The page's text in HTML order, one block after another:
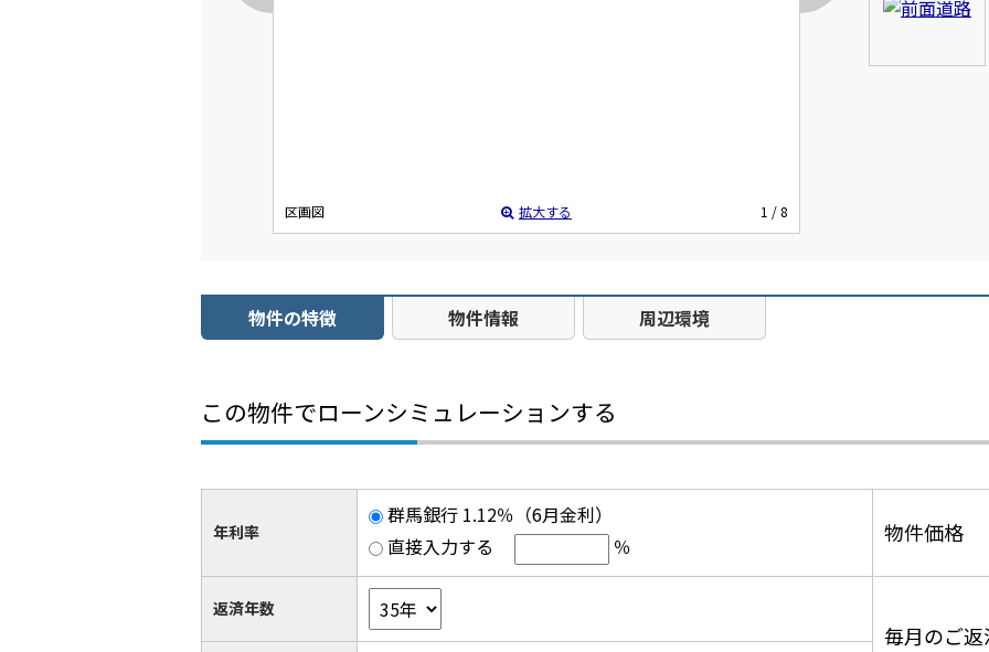
区画図 拡大する 1 / 8
物件の特徴 物件情報 周辺環境
この物件でローンシミュレーションする
年利率
群馬銀行 1.12％（6月金利）
直接入力する
％ 物件価格
返済年数
毎月のご